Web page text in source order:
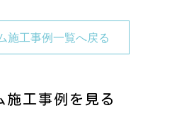
施工事例一覧へ戻る
施工事例を見る